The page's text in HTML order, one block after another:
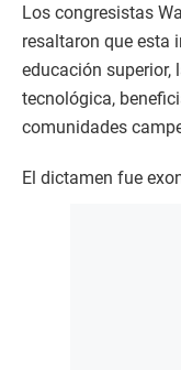
Los congresistas
resaltaron que esta
educación
tecnológica,
comunidades
El dictamen fue